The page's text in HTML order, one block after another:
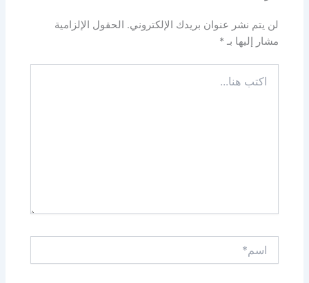
لن يتم نشر عنوان بريدك الإلكتروني. الحقول الإلزامية
مشار إليها بـ*
هنا...